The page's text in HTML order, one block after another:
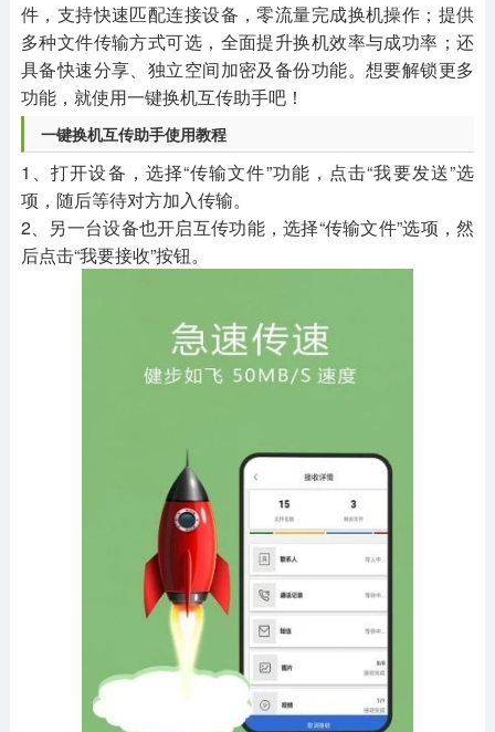
件，支持快速匹配连接设备，零流量完成换机操作；提供
多种文件传输方式可选，全面提升换机效率与成功率；还
具备快速分享、独立空间加密及备份功能。想要解锁更多
功能，就使用一键换机互传助手吧！
一键换机互传助手使用教程
1、打开设备，选择“传输文件”功能，点击“我要发送”选
项，随后等待对方加入传输。
2、另一台设备也开启互传功能，选择“传输文件”选项，然
后点击“我要接收”按钮。